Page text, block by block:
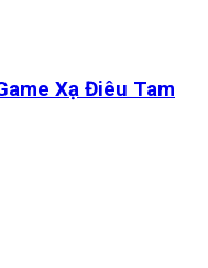
Xạ Điêu Tam